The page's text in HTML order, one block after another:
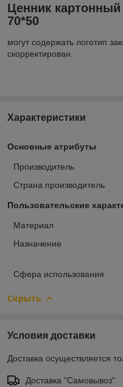
Ценник
70*50
могут содержать логотип
скорректирован.
Характеристики
Основные атрибуты
Производитель
Страна производитель
Пользовательские
Материал
Назначение
Сфера использования
Скрыть
Условия доставки
Доставка осуществляется
Доставка "Самовывоз"